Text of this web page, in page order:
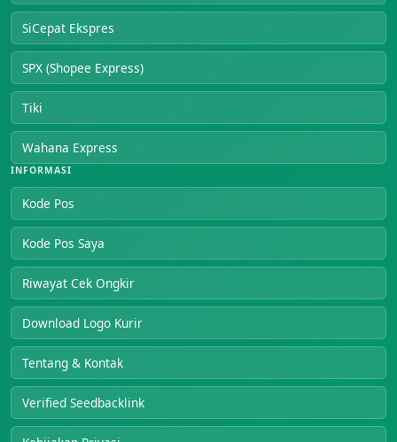
SiCepat Ekspres
SPX (Shopee Express)
Tiki
Wahana Express
INFORMASI
Kode Pos
Kode Pos Saya
Riwayat Cek Ongkir
Download Logo Kurir
Tentang & Kontak
Verified Seedbacklink